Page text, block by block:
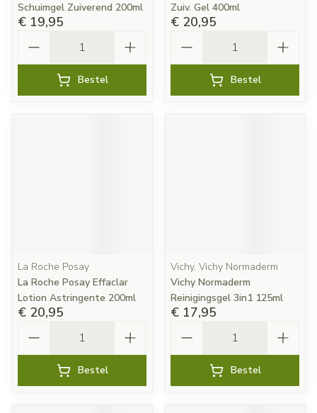
Schuimgel Zuiverend 200ml
€ 19,95
Bestel
Zuiv. Gel 400ml
€ 20,95
Bestel
La Roche Posay
La Roche Posay Effaclar
Lotion Astringente 200ml
€ 20,95
Bestel
Vichy, Vichy Normaderm
Vichy Normaderm
Reinigingsgel 3in1 125ml
€ 17,95
Bestel